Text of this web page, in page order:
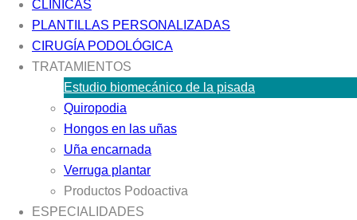
CLÍNICAS
PLANTILLAS PERSONALIZADAS
CIRUGÍA PODOLÓGICA
TRATAMIENTOS
Estudio biomecánico de la pisada
Quiropodia
Hongos en las uñas
Uña encarnada
Verruga plantar
Productos Podoactiva
ESPECIALIDADES